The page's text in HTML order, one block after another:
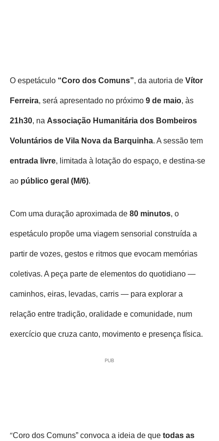
O espetáculo “Coro dos Comuns”, da autoria de Vítor
Ferreira, será apresentado no próximo 9 de maio, às
21h30, na Associação Humanitária dos Bombeiros
Voluntários de Vila Nova da Barquinha. A sessão tem
entrada livre, limitada à lotação do espaço, e destina‑se
ao público geral (M/6).
Com uma duração aproximada de 80 minutos, o
espetáculo propõe uma viagem sensorial construída a
partir de vozes, gestos e ritmos que evocam memórias
coletivas. A peça parte de elementos do quotidiano —
caminhos, eiras, levadas, carris — para explorar a
relação entre tradição, oralidade e comunidade, num
exercício que cruza canto, movimento e presença física.
PUB
“Coro dos Comuns” convoca a ideia de que todas as